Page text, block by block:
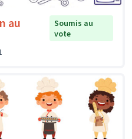
au
Soumis au
vote